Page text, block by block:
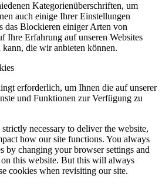
Kategorienüberschriften, um
auch einige Ihrer Einstellungen
das Blockieren einiger Arten von
Ihre Erfahrung auf unseren Websites
die wir anbieten können.
erforderlich, um Ihnen die auf unserer
und Funktionen zur Verfügung zu
strictly necessary to deliver the website,
how our site functions. You always
by changing your browser settings and
this website. But this will always
cookies when revisiting our site.